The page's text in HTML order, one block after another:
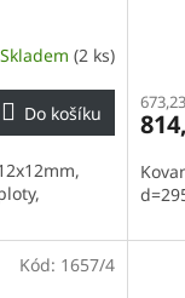
Skladem (2 ks)
Do košíku
Kód: 1657/4